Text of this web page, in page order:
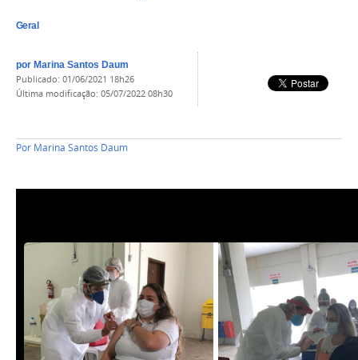
Geral
por Marina Santos Daum
publicado: 01/06/2021 18h26
última modificação: 05/07/2022 08h30
Por Marina Santos Daum